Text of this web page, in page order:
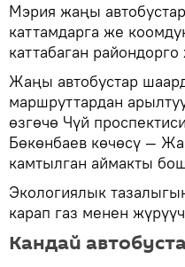
Мэрия жаңы
каттамдарга же
каттабаган
Жаңы автобустар
маршруттардан
өзгөчө Чүй
Бөкөнбаев көчөсү —
камтылган аймакты
Экологиялык
карап газ менен
Кандай